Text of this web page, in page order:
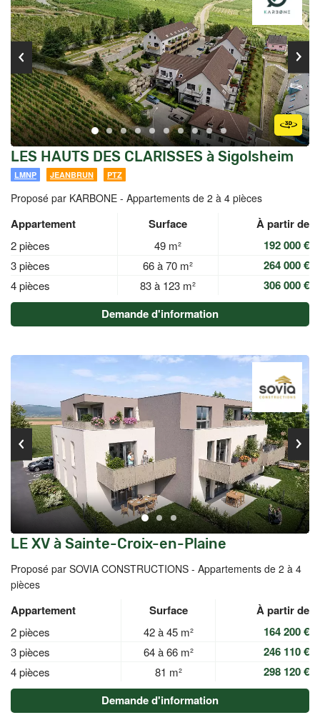
LES HAUTS DES CLARISSES à Sigolsheim
LMNP JEANBRUN PTZ
Proposé par KARBONE - Appartements de 2 à 4 pièces
Appartement Surface À partir de
2 pièces 49 m² 192 000 €
3 pièces 66 à 70 m² 264 000 €
4 pièces 83 à 123 m²
306 000 €
Demande d'information
LE XV à Sainte-Croix-en-Plaine
Proposé par SOVIA CONSTRUCTIONS - Appartements de 2 à 4
pièces
Appartement Surface À partir de
2 pièces 42 à 45 m² 164 200 €
3 pièces 64 à 66 m² 246 110 €
4 pièces 81 m²
298 120 €
Demande d'information